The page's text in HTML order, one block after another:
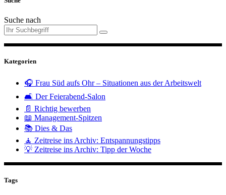
Suche nach
Kategorien
🎧 Frau Süd aufs Ohr – Situationen aus der Arbeitswelt
🛋️ Der Feierabend-Salon
📄 Richtig bewerben
📖 Management-Spitzen
📚 Dies & Das
🧘 Zeitreise ins Archiv: Entspannungstipps
💡 Zeitreise ins Archiv: Tipp der Woche
Tags